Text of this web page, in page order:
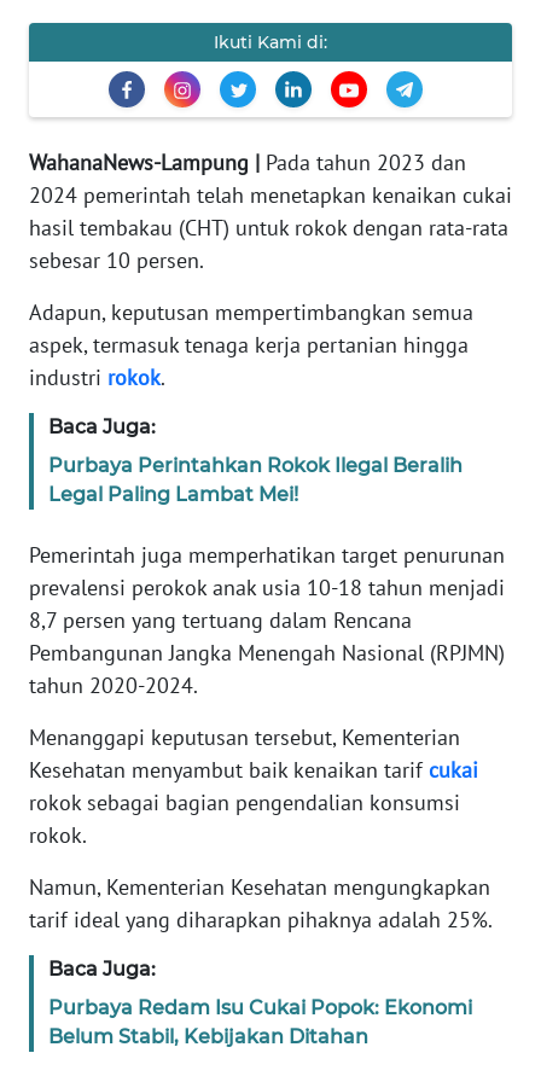
Ikuti Kami di:
WahanaNews-Lampung | Pada tahun 2023 dan
2024 pemerintah telah menetapkan kenaikan cukai
hasil tembakau (CHT) untuk rokok dengan rata-rata
sebesar 10 persen.
Adapun, keputusan mempertimbangkan semua
aspek, termasuk tenaga kerja pertanian hingga
industri rokok.
Baca Juga:
Purbaya Perintahkan Rokok Ilegal Beralih
Legal Paling Lambat Mei!
Pemerintah juga memperhatikan target penurunan
prevalensi perokok anak usia 10-18 tahun menjadi
8,7 persen yang tertuang dalam Rencana
Pembangunan Jangka Menengah Nasional (RPJMN)
tahun 2020-2024.
Menanggapi keputusan tersebut, Kementerian
Kesehatan menyambut baik kenaikan tarif cukai
rokok sebagai bagian pengendalian konsumsi
rokok.
Namun, Kementerian Kesehatan mengungkapkan
tarif ideal yang diharapkan pihaknya adalah 25%.
Baca Juga:
Purbaya Redam Isu Cukai Popok: Ekonomi
Belum Stabil, Kebijakan Ditahan
TENTANG
KAMI
PEDOMAN
SIBER
REDAKSI
KARIR
DISCLAIMER
Wahana
News
Regional
SUMUT
WN
JAKARTA
WN
BANTEN
WN